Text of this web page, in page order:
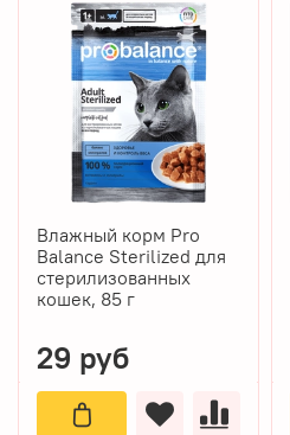
Влажный корм Pro
Balance Sterilized для
стерилизованных
кошек, 85 г
29 руб